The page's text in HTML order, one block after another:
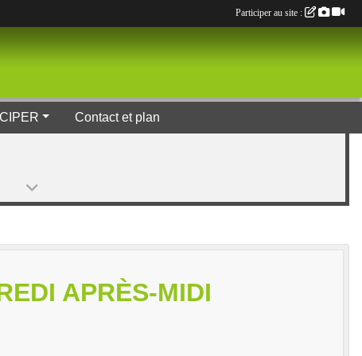
Contact et plan
APRÈS-MIDI
Participer au site :